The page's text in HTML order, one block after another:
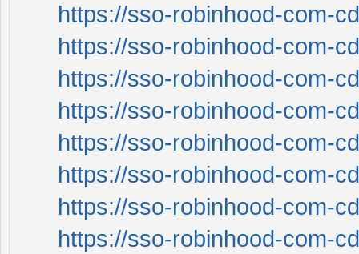
https://sso-robinhood-com-
https://sso-robinhood-com-
https://sso-robinhood-com-
https://sso-robinhood-com-
https://sso-robinhood-com-
https://sso-robinhood-com-
https://sso-robinhood-com-
https://sso-robinhood-com-